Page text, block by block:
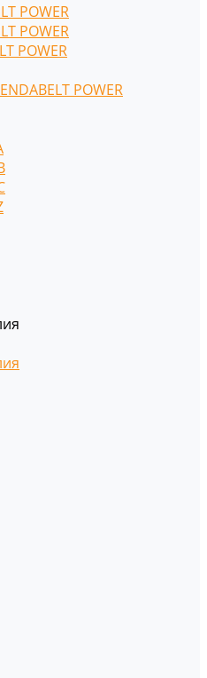
POWER
POWER
POWER
POWER